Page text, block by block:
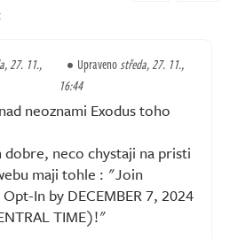
27. 11.,
Upravenostředa, 27. 11.,
16:44
neoznami Exodus toho
dobre, neco chystaji na pristi
maji tohle : "Join
In by DECEMBER 7, 2024
TIME)!"